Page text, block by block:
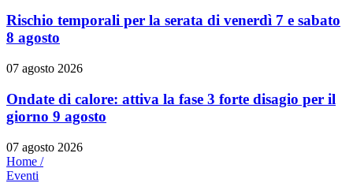
Rischio temporali per la serata di venerdì 7 e sabato
8 agosto
07 agosto 2026
Ondate di calore: attiva la fase 3 forte disagio per il
giorno 9 agosto
07 agosto 2026
Home /
Eventi